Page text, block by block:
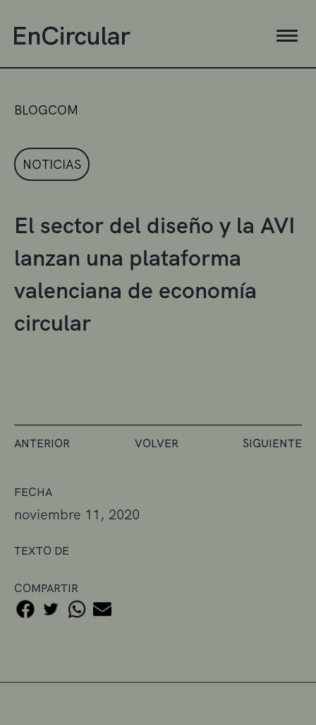
FECHA
noviembre 11, 2020
TEXTO DE
COMPARTIR
BLOGCOM
NOTICIAS
El sector del diseño y la AVI
lanzan una plataforma
valenciana de economía
circular
ANTERIOR VOLVER SIGUIENTE